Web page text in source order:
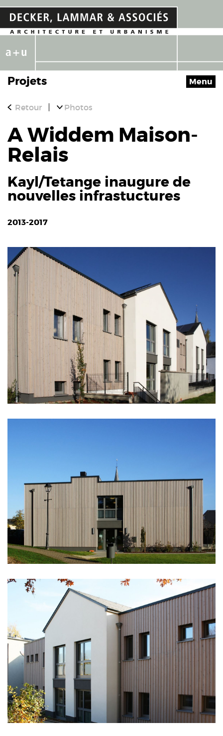
Projets Menu
Retour Photos
A Widdem Maison-
Relais
Kayl/Tetange inaugure de
nouvelles infrastuctures
2013-2017